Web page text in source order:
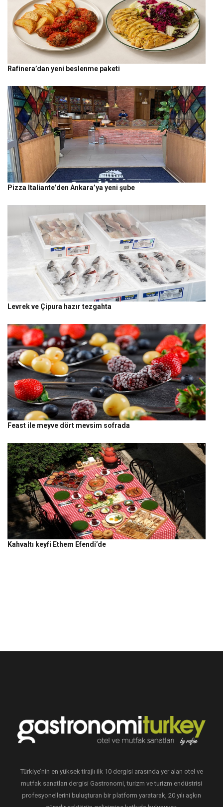
Rafinera’dan yeni beslenme paketi
Pizza Italiante’den Ankara’ya yeni şube
Levrek ve Çipura hazır tezgahta
Feast ile meyve dört mevsim sofrada
Kahvaltı keyfi Ethem Efendi’de
Türkiye’nin en yüksek tirajlı ilk 10 dergisi arasında yer alan otel ve
mutfak sanatları dergisi Gastronomi, turizm ve turizm endüstrisi
profesyonellerini buluşturan bir platform yaratarak, 20 yılı aşkın